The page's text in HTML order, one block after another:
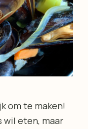
om te maken!
wil eten, maar